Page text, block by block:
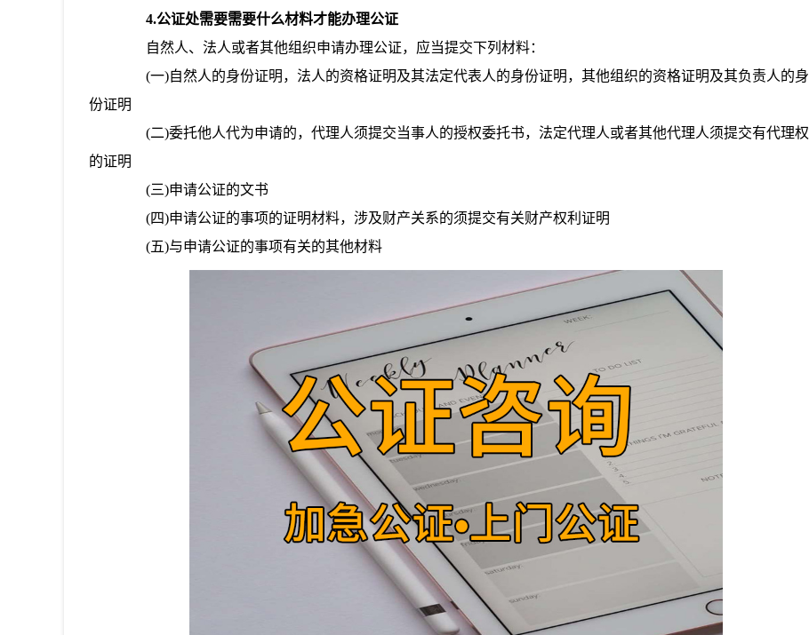
4.公证处需要需要什么材料才能办理公证
自然人、法人或者其他组织申请办理公证，应当提交下列材料：
(一)自然人的身份证明，法人的资格证明及其法定代表人的身份证明，其他组织的资格证明及其负责人的身
份证明
(二)委托他人代为申请的，代理人须提交当事人的授权委托书，法定代理人或者其他代理人须提交有代理权
的证明
(三)申请公证的文书
(四)申请公证的事项的证明材料，涉及财产关系的须提交有关财产权利证明
(五)与申请公证的事项有关的其他材料